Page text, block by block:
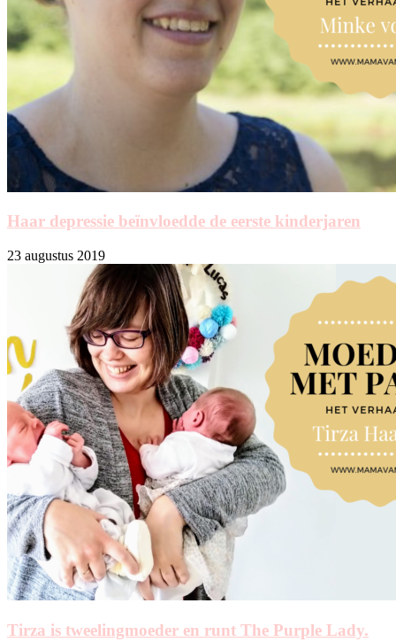
Haar depressie beïnvloedde de eerste kinderjaren
23 augustus 2019
Tirza is tweelingmoeder en runt The Purple Lady.